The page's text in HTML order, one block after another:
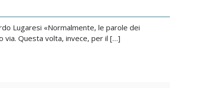
Lugaresi «Normalmente, le parole dei
via. Questa volta, invece, per il […]